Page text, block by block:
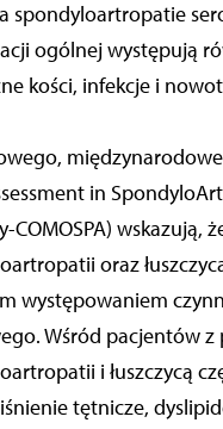
spondyloartropatie
ogólnej występują
kości, infekcje i
in
wskazują,
oraz
występowaniem
Wśród pacjentów z
i łuszczycą
tętnicze,